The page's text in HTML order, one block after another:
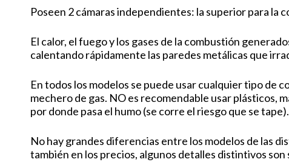
Poseen 2 cámaras independientes: la superior para la
El calor, el fuego y los gases de la combustión
calentando rápidamente las paredes metálicas que
En todos los modelos se puede usar cualquier tipo de
mechero de gas. NO es recomendable usar plásticos,
por donde pasa el humo (se corre el riesgo que se tape).
No hay grandes diferencias entre los modelos de las
también en los precios, algunos detalles distintivos